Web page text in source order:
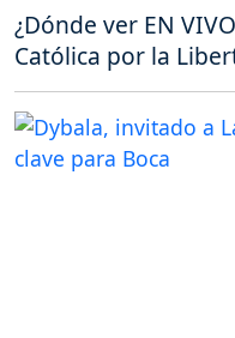
¿Dónde ver EN
Católica por la